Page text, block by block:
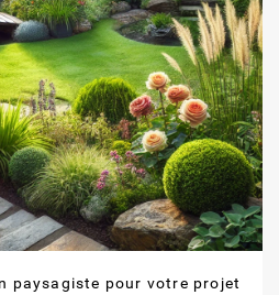
paysagiste pour votre projet